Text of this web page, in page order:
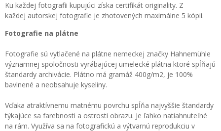
Ku každej fotografii kupujúci získa certifikát originality. Z
každej autorskej fotografie je zhotovených maximálne 5 kópií.
Fotografie na plátne
Fotografie sú vytlačené na plátne nemeckej značky Hahnemühle
významnej spoločnosti vyrábajúcej umelecké plátna ktoré spĺňajú
štandardy archivácie. Plátno má gramáž 400g/m2, je 100%
bavlnené a neobsahuje kyseliny.
Vďaka atraktívnemu matnému povrchu spĺňa najvyššie štandardy
týkajúce sa farebnosti a ostrosti obrazu. Je ľahko natiahnuteľné
na rám. Využíva sa na fotografickú a výtvarnú reprodukciu v